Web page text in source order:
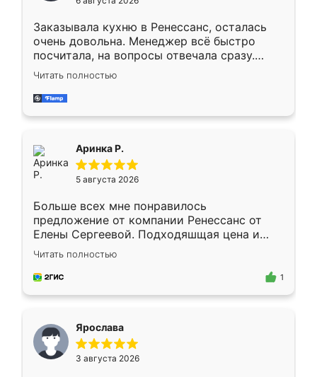
мебели буду заказывать только здесь.
Заказывала кухню в Ренессанс, осталась
очень довольна. Менеджер всё быстро
посчитала, на вопросы отвечала сразу.
Замерщик приехал в субботу, подошёл к
делу со всей ответственностью. Собрали
за день, ребята работали аккуратно, даже
Читать полностью
Аринка Р.
5 августа 2026
Больше всех мне понравилось
предложение от компании Ренессанс от
Елены Сергеевой. Подходяшщая цена и
короткие сроки изготовления. Приехавший
для замера сотрудник Владислав
предложил по моему эскизу самый
Читать полностью
1
Ярослава
3 августа 2026